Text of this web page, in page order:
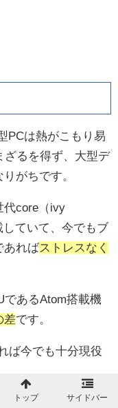
PCは熱がこもり易
ざるを得ず、大型デ
がちです。
代core（ivy
ていて、今でもブ
あればストレスなく
であるAtom搭載機
差です。
ば今でも十分現役
トップ サイドバー